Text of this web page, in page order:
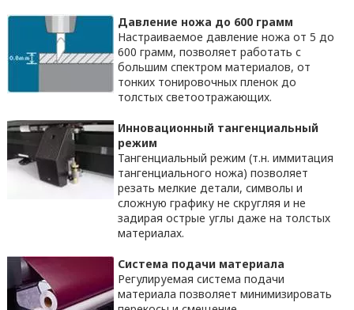
Давление ножа до 600 грамм
Настраиваемое давление ножа от 5 до
600 грамм, позволяет работать с
большим спектром материалов, от
тонких тонировочных пленок до
толстых светоотражающих.
Инновационный тангенциальный
режим
Тангенциальный режим (т.н. иммитация
тангенциального ножа) позволяет
резать мелкие детали, символы и
сложную графику не скругляя и не
задирая острые углы даже на толстых
материалах.
Система подачи материала
Регулируемая система подачи
материала позволяет минимизировать